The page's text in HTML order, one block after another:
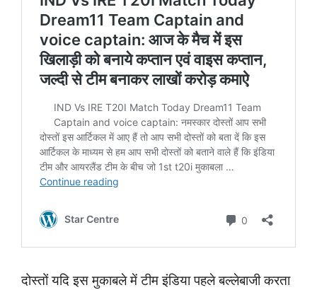
दोस्तों यदि इस मुकाबले में टीम इंडिया पहले बल्लेबाजी करता